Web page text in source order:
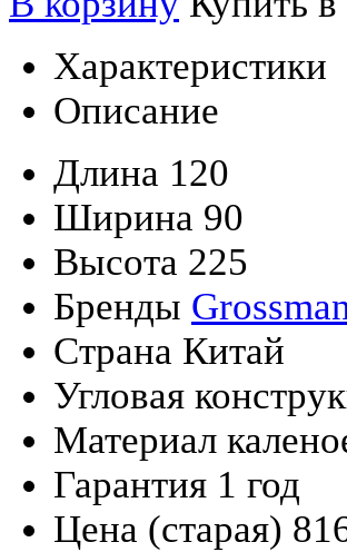
Характеристики
Описание
Длина 120
Ширина 90
Высота 225
Бренды
Страна Китай
Угловая
Материал
Гарантия 1 год
Цена (старая)